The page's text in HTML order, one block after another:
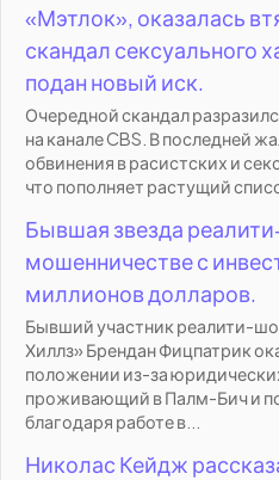
«Мэтлок», оказалась
скандал сексуального
подан новый иск.
Очередной скандал
на канале CBS. В последней
обвинения в расистских и
что пополняет растущий
Бывшая звезда
мошенничестве с
миллионов долларов.
Бывший участник реалити-
Хиллз» Брендан Фицпатрик
положении из-за
проживающий в Палм-Бич и
благодаря работе в...
Николас Кейдж